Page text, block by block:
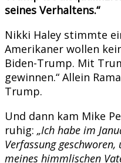
seines Verhaltens.“
Nikki Haley stimmte
Amerikaner wollen
Biden-Trump. Mit
gewinnen.“ Allein
Trump.
Und dann kam Mike
ruhig: „Ich habe im
Verfassung
meines himmlischen